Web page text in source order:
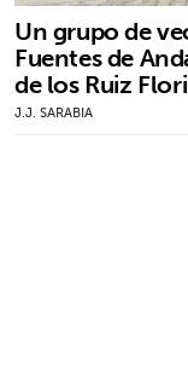
Un grupo de
Fuentes de
de los Ruiz
J.J. SARABIA